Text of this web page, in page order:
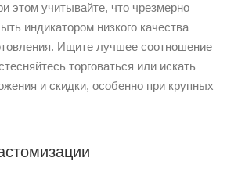
этом учитывайте, что чрезмерно
индикатором низкого качества
Ищите лучшее соотношение
торговаться или искать
и скидки, особенно при крупных